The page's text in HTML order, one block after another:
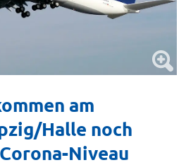
am
Halle noch
Niveau